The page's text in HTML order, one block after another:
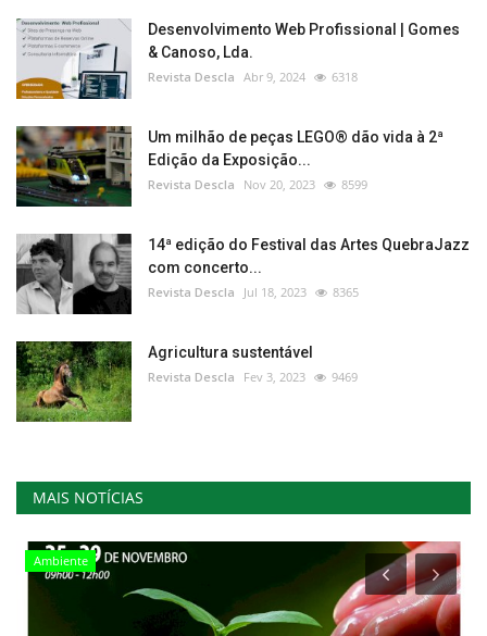
Desenvolvimento Web Profissional | Gomes
& Canoso, Lda.
Revista Descla Abr 9, 2024 6318
Um milhão de peças LEGO® dão vida à 2ª
Edição da Exposição...
Revista Descla Nov 20, 2023 8599
14ª edição do Festival das Artes QuebraJazz
com concerto...
Revista Descla Jul 18, 2023 8365
Agricultura sustentável
Revista Descla Fev 3, 2023 9469
MAIS NOTÍCIAS
Ambiente